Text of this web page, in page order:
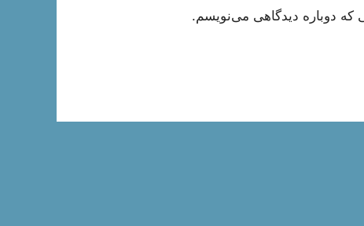
که دوباره دیدگاهی می‌نویسم.